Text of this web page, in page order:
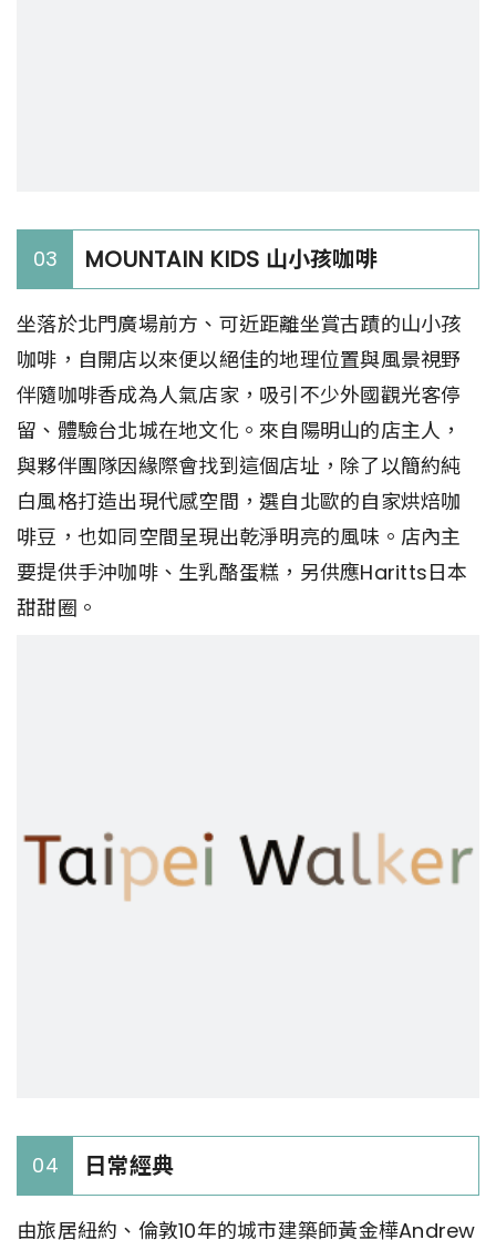
03 MOUNTAIN KIDS 山小孩咖啡
坐落於北門廣場前方、可近距離坐賞古蹟的山小孩
咖啡，自開店以來便以絕佳的地理位置與風景視野
伴隨咖啡香成為人氣店家，吸引不少外國觀光客停
留、體驗台北城在地文化。來自陽明山的店主人，
與夥伴團隊因緣際會找到這個店址，除了以簡約純
白風格打造出現代感空間，選自北歐的自家烘焙咖
啡豆，也如同空間呈現出乾淨明亮的風味。店內主
要提供手沖咖啡、生乳酪蛋糕，另供應Haritts日本
甜甜圈。
04 日常經典
由旅居紐約、倫敦10年的城市建築師黃金樺Andrew